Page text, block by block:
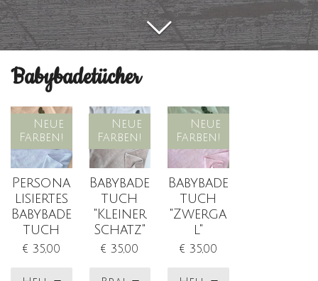
Babybadetücher
Neue
Farben!
Persona
lisiertes
Babybade
tuch
€ 35,00
Neue
Farben!
Babybade
tuch
"Kleiner
Schatz"
€ 35,00
Neue
Farben!
Babybade
tuch
"Zwerga
l"
€ 35,00